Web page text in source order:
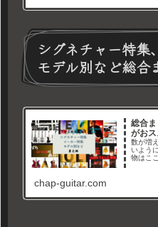
シグネチャー特集
モデル別など総合
総合
がおス
数が増
いよう
物はこ
すので
chap-guitar.com